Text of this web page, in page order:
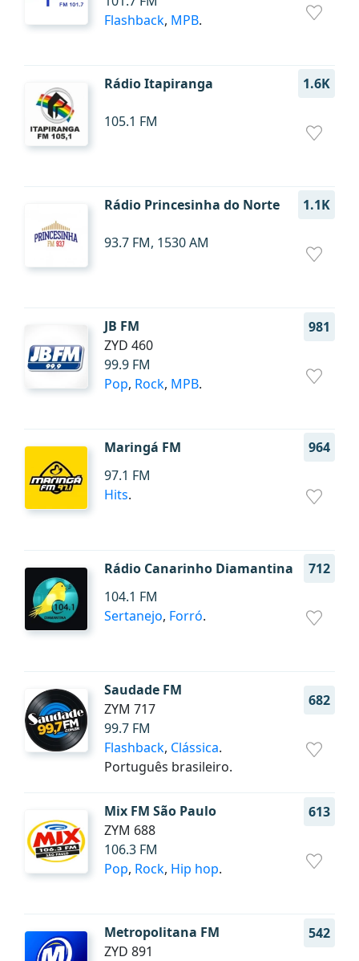
Flashback, MPB.
Rádio Itapiranga 1.6K
105.1 FM
Rádio Princesinha do Norte 1.1K
93.7 FM, 1530 AM
JB FM
981
ZYD 460
99.9 FM
Pop, Rock, MPB.
Maringá FM
964
97.1 FM
Hits.
Rádio Canarinho Diamantina
712
104.1 FM
Sertanejo, Forró.
Saudade FM
682
ZYM 717
99.7 FM
Flashback, Clássica.
Português brasileiro.
Mix FM São Paulo
613
ZYM 688
106.3 FM
Pop, Rock, Hip hop.
Metropolitana FM
542
ZYD 891